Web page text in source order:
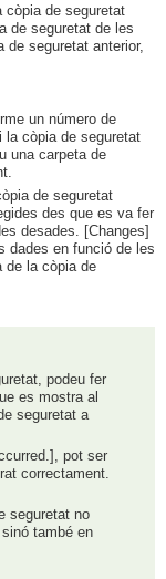
còpia de seguretat
de seguretat de les
seguretat anterior,
un número de
còpia de seguretat
una carpeta de
de seguretat
des que es va fer
desades. [Changes]
dades en funció de les
de la còpia de
podeu fer
es mostra al
seguretat a
pot ser
correctament.
seguretat no
també en